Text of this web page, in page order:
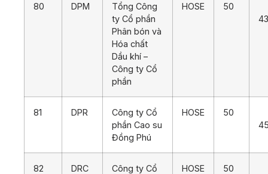
80 DPM
Tổng Công
ty Cổ phần
Phân bón và
Hóa chất
Dầu khí –
Công ty Cổ
phần
HOSE
50
81 DPR
Công ty Cổ
phần Cao su
Đồng Phú
HOSE
50
82 DRC
Công ty Cổ
HOSE
50